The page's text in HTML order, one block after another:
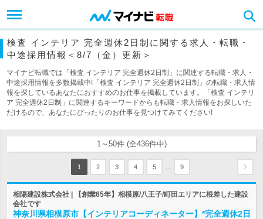
検査 インテリア 完全週休2日制に関する求人・転職・
中途採用情報＜8/7（金）更新＞
マイナビ転職では「検査 インテリア 完全週休2日制」に関連する転職・求人・
中途採用情報を多数掲載中!「検査 インテリア 完全週休2日制」の転職・求人情
報を探しているあなたにおすすめのお仕事を掲載しています。「検査 インテリ
ア 完全週休2日制」に関連するキーワードからも転職・求人情報をお探しいた
だけるので、あなたにぴったりのお仕事を見つけてみてください!
1～50件 (全436件中)
1 2 3 4 5 9
相陽建設株式会社 | 【創業65年】相模原/八王子/町田エリアに根差した建設
会社です
神奈川県相模原市【インテリアコーディネーター】*完全週休2日